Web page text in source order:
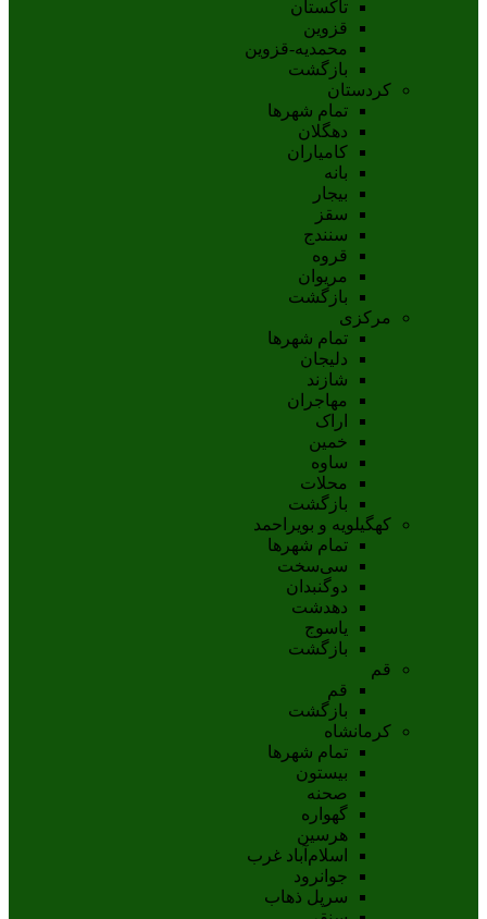
تاکستان
قزوين
محمديه-قزوين
بازگشت
کردستان
تمام شهر‌ها
دهگلان
کامیاران
بانه
بيجار
سقز
سنندج
قروه
مريوان
بازگشت
مرکزی
تمام شهر‌ها
دلیجان
شازند
مهاجران
اراک
خمين
ساوه
محلات
بازگشت
کهگیلویه و بویراحمد
تمام شهر‌ها
سی‌سخت
دوگنبدان
دهدشت
ياسوج
بازگشت
قم
قم
بازگشت
کرمانشاه
تمام شهر‌ها
بیستون
صحنه
گهواره
هرسین
اسلام‌‌آباد غرب
جوانرود
سرپل ذهاب